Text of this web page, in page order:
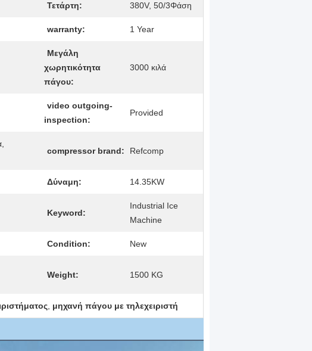
Τετάρτη: 380V, 50/3Φάση
warranty: 1 Year
Μεγάλη
χωρητικότητα
πάγου:
3000 κιλά
video outgoing-
inspection:
Provided
compressor brand: Refcomp
Δύναμη: 14.35KW
Keyword:
Industrial Ice
Machine
Condition: New
Weight: 1500 KG
μηχανή πάγου με τηλεχειριστή